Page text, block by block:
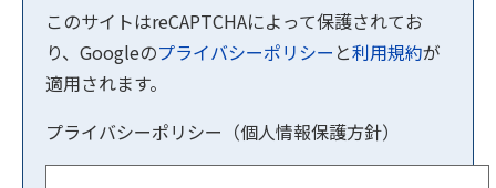
このサイトはreCAPTCHAによって保護されてお
り、Googleのプライバシーポリシー と利用規約が
適用されます。
プライバシーポリシー（個人情報保護方針）